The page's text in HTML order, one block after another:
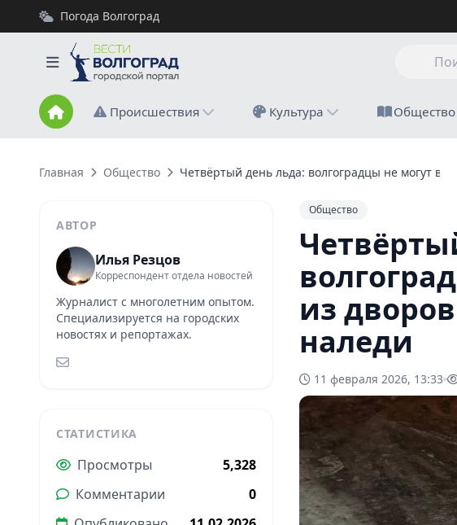
Погода Волгоград
Происшествия Культура Общество
Главная Общество Четвёртый день льда: волгоградцы не могут
АВТОР
Илья Резцов
Корреспондент отдела новостей
Журналист с многолетним опытом.
Специализируется на городских
новостях и репортажах.
СТАТИСТИКА
Просмотры
5,328
Комментарии
0
Общество
из
наледи
11 февраля 2026, 13:33